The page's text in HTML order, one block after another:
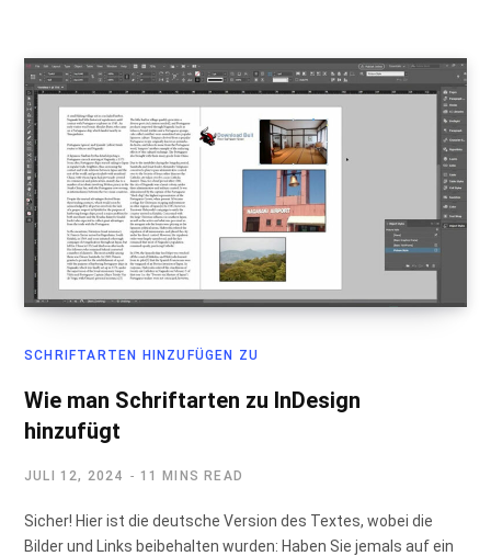
SCHRIFTARTEN HINZUFÜGEN ZU
Wie man Schriftarten zu InDesign
hinzufügt
JULI 12, 2024 11 MINS READ
Sicher! Hier ist die deutsche Version des Textes, wobei die
Bilder und Links beibehalten wurden: Haben Sie jemals auf ein